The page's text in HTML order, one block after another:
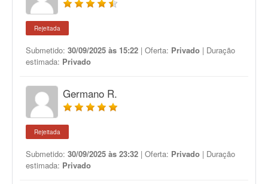
Rejeitada
Submetido: 30/09/2025 às 15:22 | Oferta: Privado | Duração
estimada: Privado
Germano R.
Rejeitada
Submetido: 30/09/2025 às 23:32 | Oferta: Privado | Duração
estimada: Privado